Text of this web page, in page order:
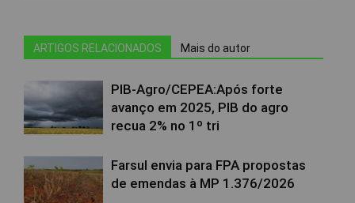
ARTIGOS RELACIONADOS Mais do autor
PIB-Agro/CEPEA:Após forte
avanço em 2025, PIB do agro
recua 2% no 1º tri
Farsul envia para FPA propostas
de emendas à MP 1.376/2026